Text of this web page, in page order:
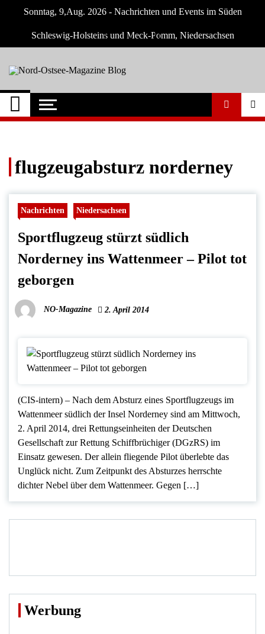
Sonntag, 9,Aug. 2026 - Nachrichten und Events im Süden
Schleswig-Holsteins und Meck-Pomm, Niedersachsen
Nord-Ostsee-
Magazine Blog
Der Blog der Nord-Ostsee Magazine
flugzeugabsturz norderney
Nachrichten Niedersachsen
Sportflugzeug stürzt südlich
Norderney ins Wattenmeer – Pilot tot
geborgen
NO-Magazine 2. April 2014
(CIS-intern) – Nach dem Absturz eines Sportflugzeugs im
Wattenmeer südlich der Insel Norderney sind am Mittwoch,
2. April 2014, drei Rettungseinheiten der Deutschen
Gesellschaft zur Rettung Schiffbrüchiger (DGzRS) im
Einsatz gewesen. Der allein fliegende Pilot überlebte das
Unglück nicht. Zum Zeitpunkt des Absturzes herrschte
dichter Nebel über dem Wattenmeer. Gegen […]
Werbung